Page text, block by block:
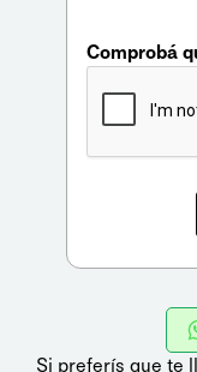
Comprobá
Si preferís que te